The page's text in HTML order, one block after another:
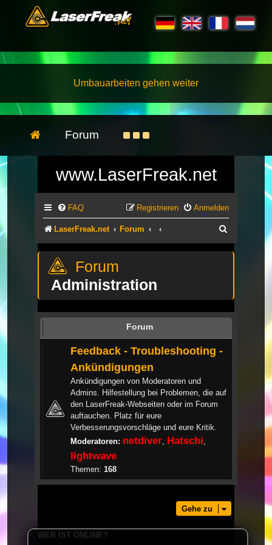
Umbauarbeiten gehen weiter
Forum
www.LaserFreak.net
FAQ Anmelden
Registrieren
LaserFreak.net Forum
Administration
Forum
Feedback - Troubleshooting -
Ankündigungen
Ankündigungen von Moderatoren und
Admins. Hilfestellung bei Problemen, die auf
den LaserFreak-Webseiten oder im Forum
auftauchen. Platz für eure
Verbesserungsvorschläge und eure Kritik.
Moderatoren: netdiver Hatschi
lightwave
Themen: 168
Gehe zu
WER IST ONLINE?